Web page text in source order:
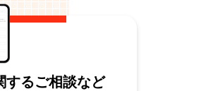
するご相談など